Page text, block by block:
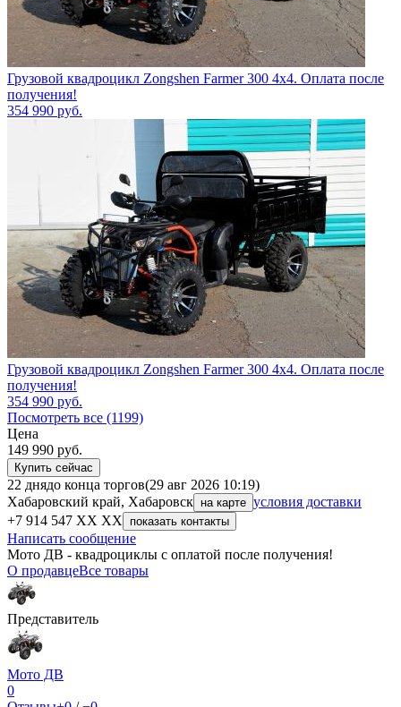
Грузовой квадроцикл Zongshen Farmer 300 4х4. Оплата после
получения!
354 990 руб.
Грузовой квадроцикл Zongshen Farmer 300 4х4. Оплата после
получения!
354 990 руб.
Посмотреть все (1199)
Цена
149 990 руб.
Купить сейчас
22 днядо конца торгов(29 авг 2026 10:19)
Хабаровский край, Хабаровск на карте условия доставки
+7 914 547 XX XX
показать контакты
Написать сообщение
Мото ДВ - квадроциклы с оплатой после получения!
О продавцеВсе товары
Представитель
Мото ДВ
0